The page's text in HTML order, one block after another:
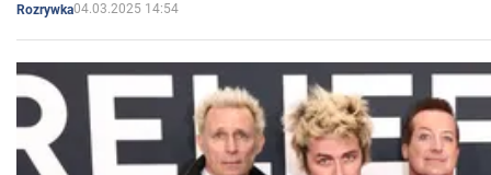
Rozrywka04.03.2025 14:54